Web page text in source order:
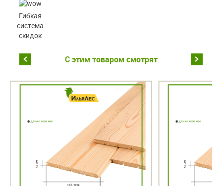
Гибкая
система
скидок
С этим товаром смотрят